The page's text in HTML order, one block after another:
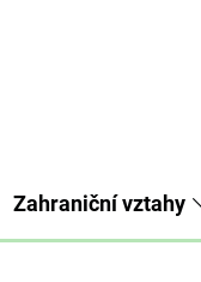
Zahraniční vztahy